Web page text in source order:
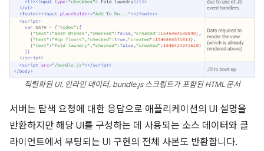
직렬화된 UI, 인라인 데이터, bundle.js 스크립트가 포함된 HTML 문서
서버는 탐색 요청에 대한 응답으로 애플리케이션의 UI 설명을
반환하지만 해당 UI를 구성하는 데 사용되는 소스 데이터와 클
라이언트에서 부팅되는 UI 구현의 전체 사본도 반환합니다.